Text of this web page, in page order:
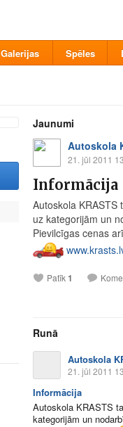
Galerijas Spēles
Jaunumi
Autoskola
21. jūl 2011
Informācija
Autoskola
uz kategorijām un
Pievilcīgas cenas
Patīk1
Runā
Autoskola
21. jūl 2011
Informācija
Autoskola KRASTS
kategorijām un